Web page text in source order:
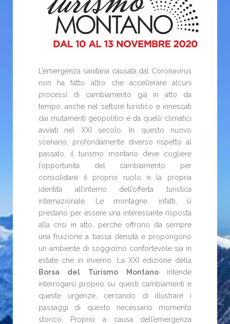
L’emergenza sanitaria causata dal Coronavirus
non ha fatto altro che accellerare alcuni
processi di cambiamento già in atto da
tempo, anche nel settore turistico e innescati
dai mutamenti geopolitici e da quelli climatici
avviati nel XXI secolo. In questo nuovo
scenario, profondamente diverso rispetto al
passato, il turismo montano deve cogliere
l’opportunità del cambiamento per
consolidare il proprio ruolo e la propria
identità all’interno dell’offerta turistica
internazionale. Le montagne, infatti, si
prestano per essere una interessante risposta
alla crisi in atto, perché offrono da sempre
una fruizione a bassa densità e propongono
un ambiente di soggiorno confortevole sia in
estate che in inverno. La XXI edizione della
Borsa del Turismo Montanointende
interrogarsi proprio su questi cambiamenti e
queste urgenze, cercando di illustrare i
passaggi di questo necessario momento
storico. Proprio a causa dell’emergenza